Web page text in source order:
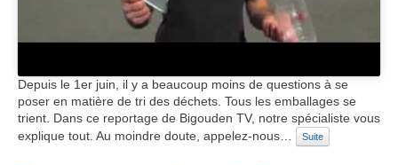
Depuis le 1er juin, il y a beaucoup moins de questions à se
poser en matière de tri des déchets. Tous les emballages se
trient. Dans ce reportage de Bigouden TV, notre spécialiste vous
explique tout. Au moindre doute, appelez-nous…
Suite